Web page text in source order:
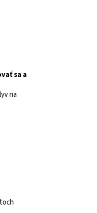
sa a
na